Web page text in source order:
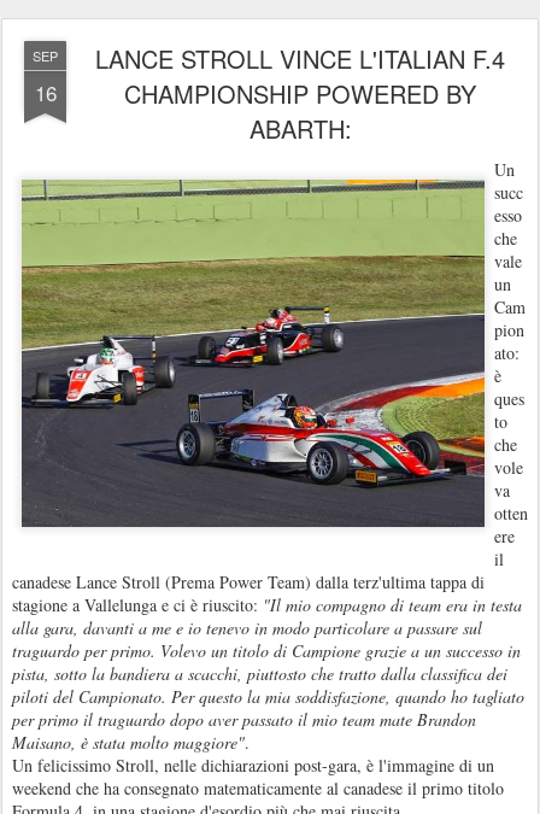
SEP
16
LANCE STROLL VINCE L'ITALIAN F.4
CHAMPIONSHIP POWERED BY
ABARTH:
Un
succ
esso
che
vale
un
Cam
pion
ato:
è
ques
to
che
vole
va
otten
ere
il
canadese Lance Stroll (Prema Power Team) dalla terz'ultima tappa di
stagione a Vallelunga e ci è riuscito: "Il mio compagno di team era in testa
alla gara, davanti a me e io tenevo in modo particolare a passare sul
traguardo per primo. Volevo un titolo di Campione grazie a un successo in
pista, sotto la bandiera a scacchi, piuttosto che tratto dalla classifica dei
piloti del Campionato. Per questo la mia soddisfazione, quando ho tagliato
per primo il traguardo dopo aver passato il mio team mate Brandon
Maisano, è stata molto maggiore".
Un felicissimo Stroll, nelle dichiarazioni post-gara, è l'immagine di un
weekend che ha consegnato matematicamente al canadese il primo titolo